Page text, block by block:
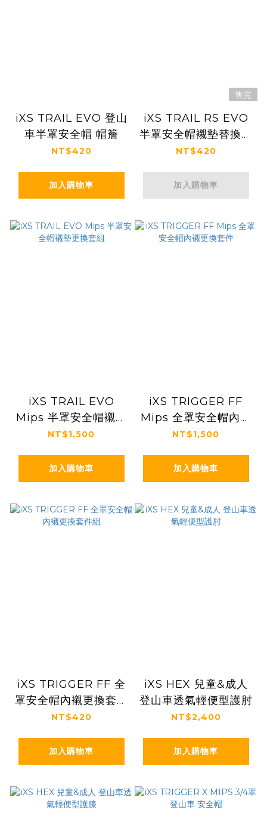
iXS TRAIL EVO 登山
車半罩安全帽 帽簷
NT$420
加入購物車
售完
iXS TRAIL RS EVO
半罩安全帽襯墊替換套
組
NT$420
加入購物車
iXS TRAIL EVO
Mips 半罩安全帽襯墊
更換套組
NT$1,500
加入購物車
iXS TRIGGER FF
Mips 全罩安全帽內襯
更換套件
NT$1,500
加入購物車
iXS TRIGGER FF 全
罩安全帽內襯更換套件
組
NT$420
加入購物車
iXS HEX 兒童&成人
登山車透氣輕便型護肘
NT$2,400
加入購物車